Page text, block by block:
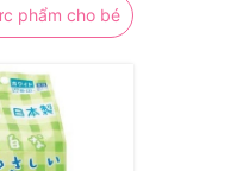
phẩm cho bé